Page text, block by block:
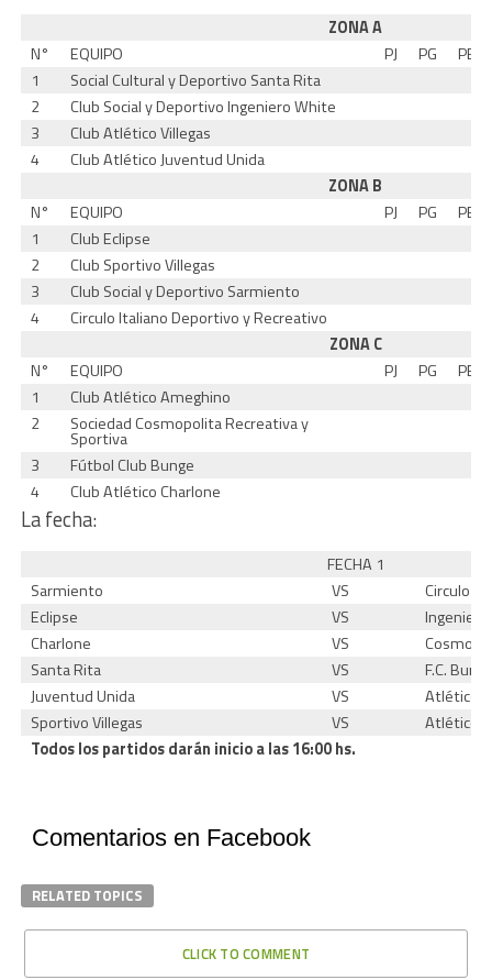
ZONA A
N°
EQUIPO PJ PG
PE
1
Social Cultural y Deportivo Santa Rita
2
Club Social y Deportivo Ingeniero White
3
Club Atlético Villegas
4
Club Atlético Juventud Unida
ZONA B
N°
EQUIPO PJ PG
PE
1
Club Eclipse
2
Club Sportivo Villegas
3
Club Social y Deportivo Sarmiento
4
Circulo Italiano Deportivo y Recreativo
ZONA C
N°
EQUIPO PJ PG
PE
1
Club Atlético Ameghino
2
Sociedad Cosmopolita Recreativa y
Sportiva
3
Fútbol Club Bunge
4
Club Atlético Charlone
La fecha:
FECHA 1
Sarmiento
VS
Circulo
Eclipse
VS
Charlone
VS
Santa Rita
VS
F.C.
Juventud Unida
VS
Atlético
Sportivo Villegas
VS
Atlético
Todos los partidos darán inicio a las 16:00 hs.
Comentarios en Facebook
RELATED TOPICS
CLICK TO COMMENT